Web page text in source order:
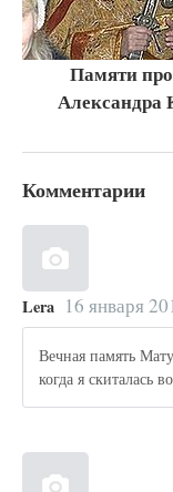
Памяти
Александра
Комментарии
Lera 16 января
Вечная память
когда я скиталась